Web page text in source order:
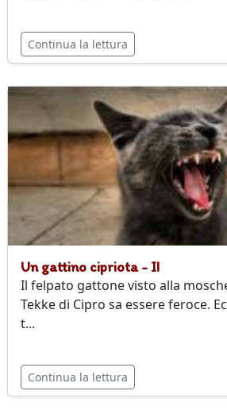
Continua la lettura
Un gattino cipriota - II
Il felpato gattone visto alla
Tekke di Cipro sa essere feroce.
t...
Continua la lettura